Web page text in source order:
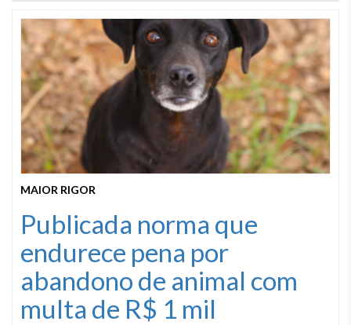
MAIOR RIGOR
Publicada norma que
endurece pena por
abandono de animal com
multa de R$ 1 mil